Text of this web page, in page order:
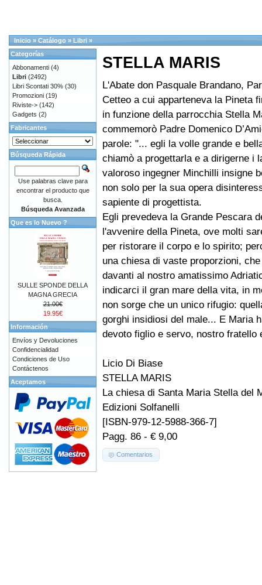
Inicio » Catálogo » Libri »
STELLA MARIS
L'Abate don Pasquale Brandano,
Cetteo a cui apparteneva la Pineta
in funzione della parrocchia Stella
commemorò Padre Domenico
parole: "... egli la volle grande e
chiamò a progettarla e a dirigerne i
valoroso ingegner Minchilli insigne
non solo per la sua opera
sapiente di progettista.
Egli prevedeva la Grande Pescara
l'avvenire della Pineta, ove molti
per ristorare il corpo e lo spirito;
una chiesa di vaste proporzioni,
davanti al nostro amatissimo
indicarci il gran mare della vita, in
non sorge che un unico rifugio:
gorghi insidiosi del male... E Maria
devoto figlio e servo, nostro fratello
Licio Di Biase
STELLA MARIS
La chiesa di Santa Maria Stella del
Edizioni Solfanelli
[ISBN-979-12-5988-366-7]
Pagg. 86 - € 9,00
Comentarios
Categorías
Abbonamenti (4)
Libri (2492)
Libri Scontati 30% (30)
Promozioni (19)
Riviste-> (142)
Gadgets (2)
Fabricantes
Búsqueda Rápida
Use palabras clave para
encontrar el producto que
busca.
Búsqueda Avanzada
Que es lo Nuevo ?
SULLE SPONDE DELLA
MAGNA GRECIA
21.00€
19.95€
Información
Envíos y Devoluciones
Confidencialidad
Condiciones de Uso
Contáctenos
Aceptamos